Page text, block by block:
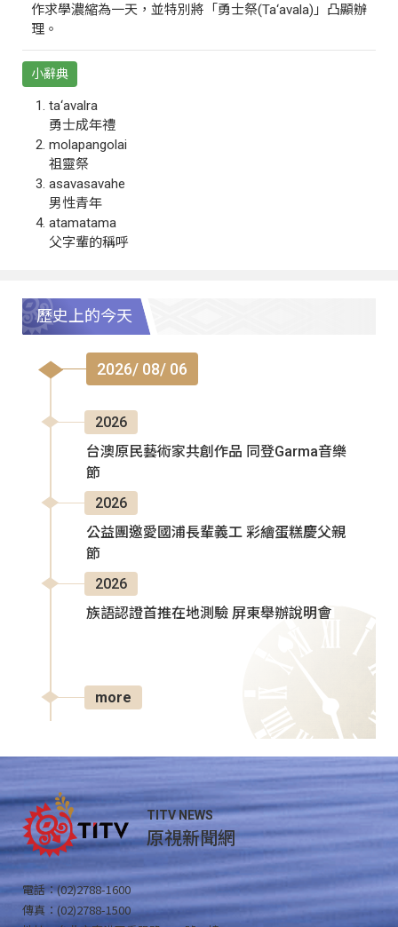
作求學濃縮為一天，並特別將「勇士祭(Ta‘avala)」凸顯辦
理。
小辭典
ta‘avalra
勇士成年禮
molapangolai
祖靈祭
asavasavahe
男性青年
atamatama
父字輩的稱呼
歷史上的今天
2026/ 08/ 06
2026
台澳原民藝術家共創作品 同登Garma音樂
節
2026
公益團邀愛國浦長輩義工 彩繪蛋糕慶父親
節
2026
族語認證首推在地測驗 屏東舉辦說明會
more
TITV NEWS
原視新聞網
電話：(02)2788-1600
傳真：(02)2788-1500